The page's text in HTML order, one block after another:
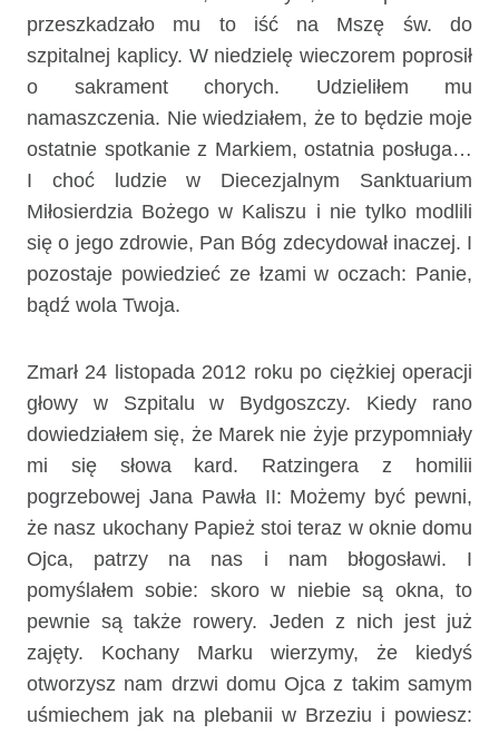
przeszkadzało mu to iść na Mszę św. do
szpitalnej kaplicy. W niedzielę wieczorem poprosił
o sakrament chorych. Udzieliłem mu
namaszczenia. Nie wiedziałem, że to będzie moje
ostatnie spotkanie z Markiem, ostatnia posługa…
I choć ludzie w Diecezjalnym Sanktuarium
Miłosierdzia Bożego w Kaliszu i nie tylko modlili
się o jego zdrowie, Pan Bóg zdecydował inaczej. I
pozostaje powiedzieć ze łzami w oczach: Panie,
bądź wola Twoja.
Zmarł 24 listopada 2012 roku po ciężkiej operacji
głowy w Szpitalu w Bydgoszczy. Kiedy rano
dowiedziałem się, że Marek nie żyje przypomniały
mi się słowa kard. Ratzingera z homilii
pogrzebowej Jana Pawła II: Możemy być pewni,
że nasz ukochany Papież stoi teraz w oknie domu
Ojca, patrzy na nas i nam błogosławi. I
pomyślałem sobie: skoro w niebie są okna, to
pewnie są także rowery. Jeden z nich jest już
zajęty. Kochany Marku wierzymy, że kiedyś
otworzysz nam drzwi domu Ojca z takim samym
uśmiechem jak na plebanii w Brzeziu i powiesz: